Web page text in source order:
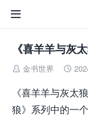

《喜羊羊与灰
 金书世界 
《喜羊羊与灰太
狼》系列中的一